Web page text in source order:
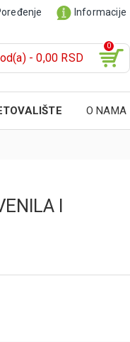
Informacije
- 0,00 RSD
0
O NAMA
I